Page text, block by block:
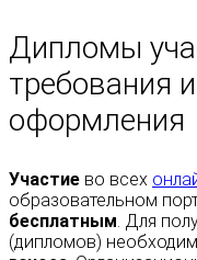
Дипломы
требования
оформления
Участие во всех
образовательном
бесплатным. Для
(дипломов)